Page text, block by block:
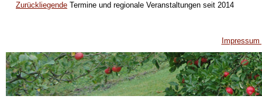
Zurückliegende Termine und regionale Veranstaltungen seit 2014